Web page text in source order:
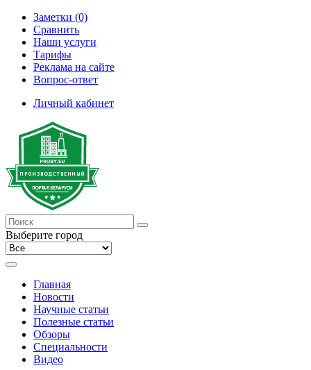
Заметки (0)
Сравнить
Наши услуги
Тарифы
Реклама на сайте
Вопрос-ответ
Личный кабинет
Выберите город
Главная
Новости
Научные статьи
Полезные статьи
Обзоры
Специальности
Видео